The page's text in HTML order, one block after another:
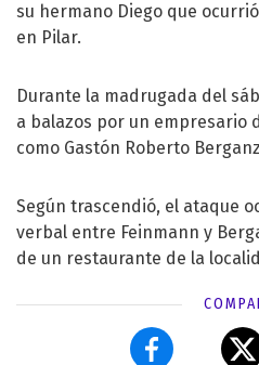
su hermano Diego que
en Pilar.
Durante la madrugada del
a balazos por un empresario
como Gastón Roberto
Según trascendió, el ataque
verbal entre Feinmann y
de un restaurante de la